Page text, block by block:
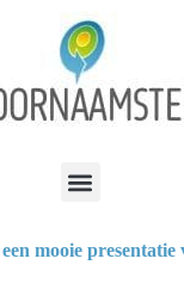
mooie presentatie